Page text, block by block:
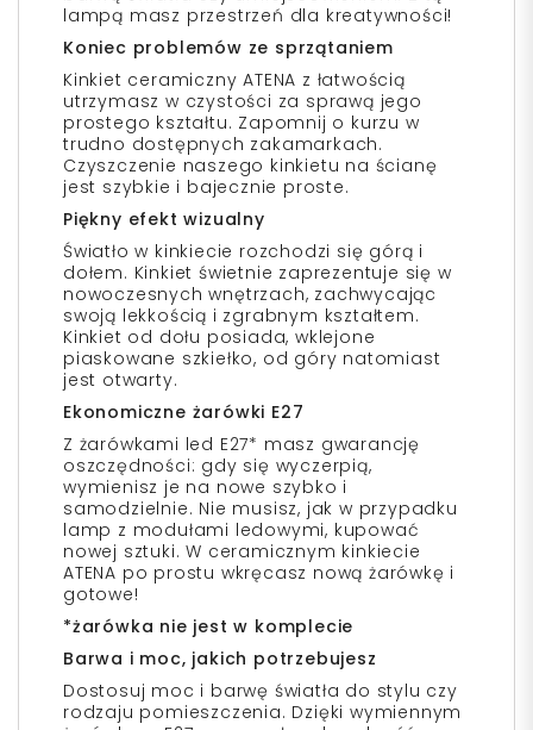
lampą masz przestrzeń dla kreatywności!
Koniec problemów ze sprzątaniem
Kinkiet ceramiczny ATENA z łatwością
utrzymasz w czystości za sprawą jego
prostego kształtu. Zapomnij o kurzu w
trudno dostępnych zakamarkach.
Czyszczenie naszego kinkietu na ścianę
jest szybkie i bajecznie proste.
Piękny efekt wizualny
Światło w kinkiecie rozchodzi się górą i
dołem. Kinkiet świetnie zaprezentuje się w
nowoczesnych wnętrzach, zachwycając
swoją lekkością i zgrabnym kształtem.
Kinkiet od dołu posiada, wklejone
piaskowane szkiełko, od góry natomiast
jest otwarty.
Ekonomiczne żarówki E27
Z żarówkami led E27* masz gwarancję
oszczędności: gdy się wyczerpią,
wymienisz je na nowe szybko i
samodzielnie. Nie musisz, jak w przypadku
lamp z modułami ledowymi, kupować
nowej sztuki. W ceramicznym kinkiecie
ATENA po prostu wkręcasz nową żarówkę i
gotowe!
*żarówka nie jest w komplecie
Barwa i moc, jakich potrzebujesz
Dostosuj moc i barwę światła do stylu czy
rodzaju pomieszczenia. Dzięki wymiennym